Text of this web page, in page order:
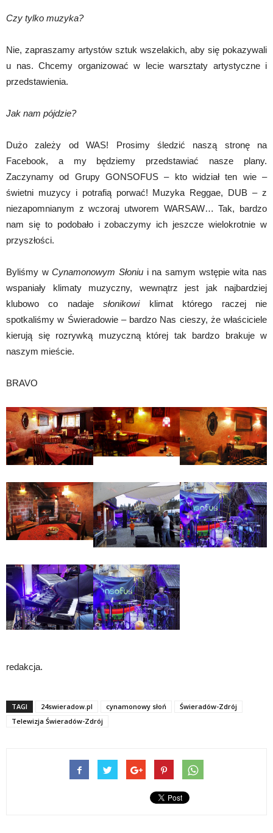
Czy tylko muzyka?
Nie, zapraszamy artystów sztuk wszelakich, aby się pokazywali
u nas. Chcemy organizować w lecie warsztaty artystyczne i
przedstawienia.
Jak nam pójdzie?
Dużo zależy od WAS! Prosimy śledzić naszą stronę na
Facebook, a my będziemy przedstawiać nasze plany.
Zaczynamy od Grupy GONSOFUS – kto widział ten wie –
świetni muzycy i potrafią porwać! Muzyka Reggae, DUB – z
niezapomnianym z wczoraj utworem WARSAW… Tak, bardzo
nam się to podobało i zobaczymy ich jeszcze wielokrotnie w
przyszłości.
Byliśmy wCynamonowym Słoniu i na samym wstępie wita nas
wspaniały klimaty muzyczny, wewnątrz jest jak najbardziej
klubowo co nadajesłonikowi klimat którego raczej nie
spotkaliśmy w Świeradowie – bardzo Nas cieszy, że właściciele
kierują się rozrywką muzyczną której tak bardzo brakuje w
naszym mieście.
BRAVO
redakcja.
TAGI 24swieradow.pl cynamonowy słoń
Świeradów-Zdrój
Telewizja Świeradów-Zdrój